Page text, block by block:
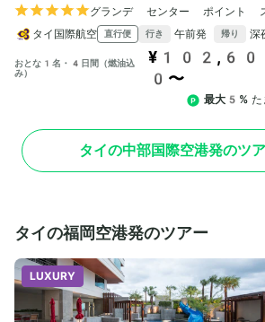
グランデ センター ポイン
タイ国際航空
直行便 行き 午前発 帰り 深
おとな1名・4日間（燃油込
み）
¥102,60
0〜
最大5% た
タイの中部国際空港発のツ
タイの福岡空港発のツアー
LUXURY